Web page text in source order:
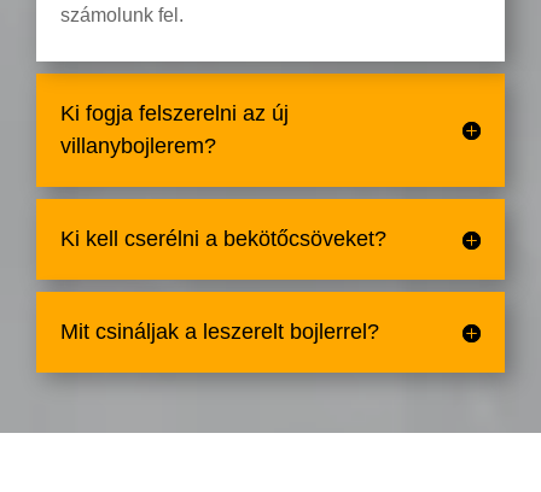
számolunk fel.
Ki fogja felszerelni az új
villanybojlerem?
Ki kell cserélni a bekötőcsöveket?
Mit csináljak a leszerelt bojlerrel?